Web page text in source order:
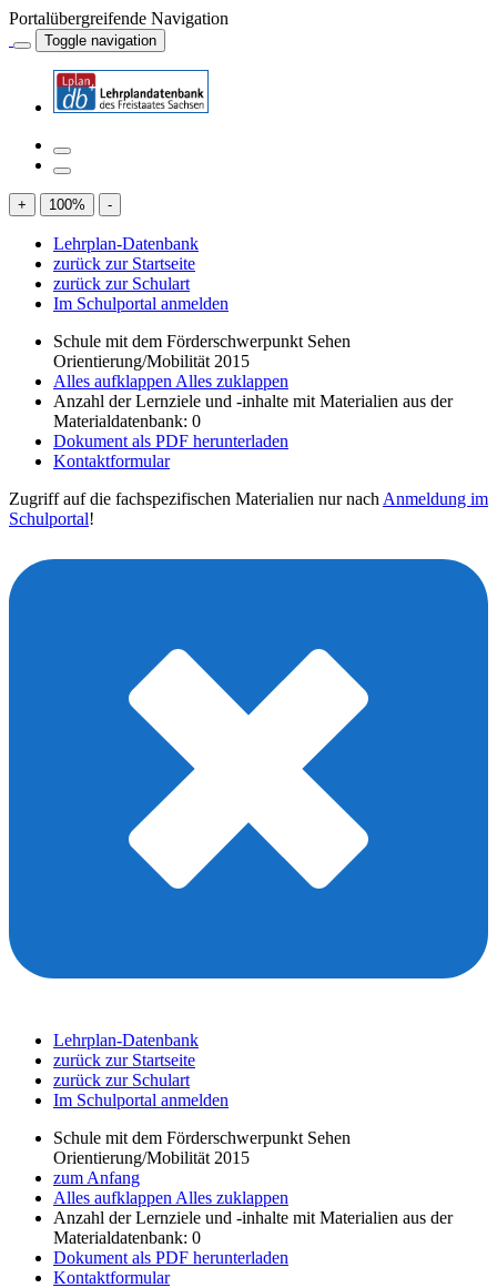
Portalübergreifende Navigation
Toggle navigation
+ 100% -
Lehrplan-Datenbank
zurück zur Startseite
zurück zur Schulart
Im Schulportal anmelden
Schule mit dem Förderschwerpunkt Sehen
Orientierung/Mobilität 2015
Alles aufklappen Alles zuklappen
Anzahl der Lernziele und -inhalte mit Materialien aus der
Materialdatenbank: 0
Dokument als PDF herunterladen
Kontaktformular
Zugriff auf die fachspezifischen Materialien nur nach Anmeldung im
Schulportal!
Lehrplan-Datenbank
zurück zur Startseite
zurück zur Schulart
Im Schulportal anmelden
Schule mit dem Förderschwerpunkt Sehen
Orientierung/Mobilität 2015
zum Anfang
Alles aufklappen Alles zuklappen
Anzahl der Lernziele und -inhalte mit Materialien aus der
Materialdatenbank: 0
Dokument als PDF herunterladen
Kontaktformular